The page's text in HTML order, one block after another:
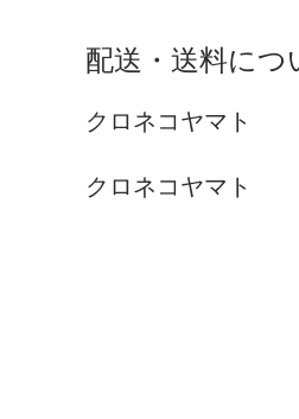
配送・送料につ
クロネコヤマト
クロネコヤマト